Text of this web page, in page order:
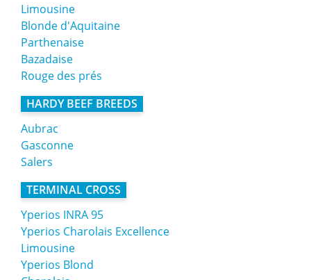
Limousine
Blonde d'Aquitaine
Parthenaise
Bazadaise
Rouge des prés
HARDY BEEF BREEDS
Aubrac
Gasconne
Salers
TERMINAL CROSS
Yperios INRA 95
Yperios Charolais Excellence
Limousine
Yperios Blond